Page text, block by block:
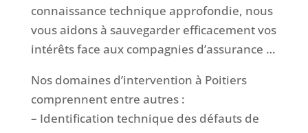
connaissance technique approfondie, nous
vous aidons à sauvegarder efficacement vos
intérêts face aux compagnies d’assurance …
Nos domaines d’intervention à Poitiers
comprennent entre autres :
– Identification technique des défauts de